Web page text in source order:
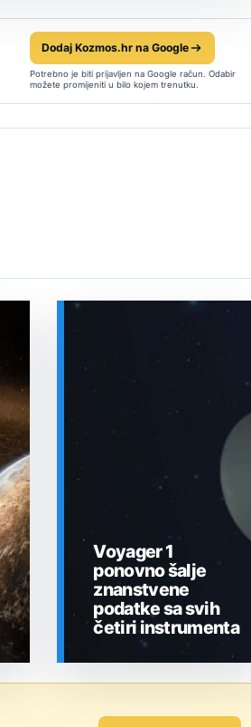
Dodaj Kozmos.hr na Google
Potrebno je biti prijavljen na Google račun. Odabir
možete promijeniti u bilo kojem trenutku.
Voyager 1
ponovno šalje
znanstvene
podatke sa svih
četiri instrumenta